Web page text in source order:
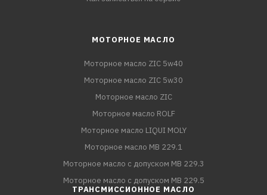
МОТОРНОЕ МАСЛО
Моторное масло ZIC 5w40
Моторное масло ZIC 5w30
Моторное масло ZIC
Моторное масло ROLF
Моторное масло LIQUI MOLY
Моторное масло MB 229.1
Моторное масло с допуском MB 229.3
Моторное масло с допуском MB 229.5
ТРАНСМИССИОННОЕ МАСЛО